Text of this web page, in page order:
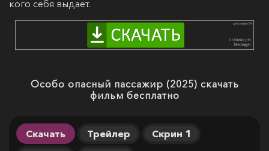
кого себя выдает.
Особо опасный пассажир (2025) скачать
фильм бесплатно
Скачать Трейлер
Скрин 1